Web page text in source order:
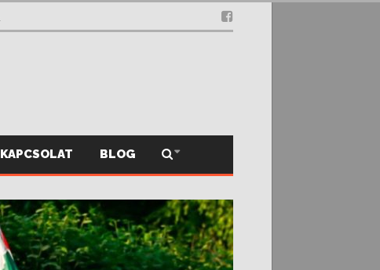
KAPCSOLAT BLOG